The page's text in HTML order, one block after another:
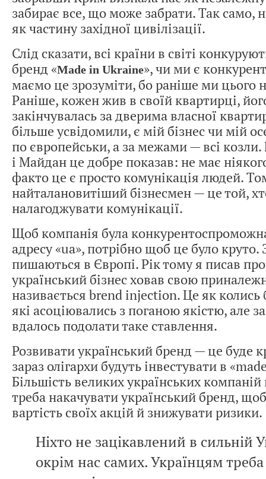
забирає все, що може забрати. Так само,
як частину західної цивілізації.
Слід сказати, всі країни в світі
бренд «Made in Ukraine», чи ми є
маємо це зрозуміти, бо раніше ми цього
Раніше, кожен жив в своїй квартирці,
закінчувалась за дверима власної
більше усвідомили, є мій бізнес чи мій
по європейськи, а за межами — всі
і Майдан це добре показав: не має
факто це є просто комунікація людей.
найталановитіший бізнесмен — це той,
налагоджувати комунікації.
Щоб компанія була
адресу «ua», потрібно щоб це було круто.
пишаються в Європі. Рік тому я писав
український бізнес ховав свою
називається brend injection. Це як колись
які асоціювались з поганою якістю, але
вдалось подолати таке ставлення.
Розвивати український бренд — це буде
зараз олігархи будуть інвестувати в
Більшість великих українських
треба накачувати український бренд,
вартість своїх акцій й знижувати ризики.
Ніхто не зацікавлений в сильній
окрім нас самих. Українцям